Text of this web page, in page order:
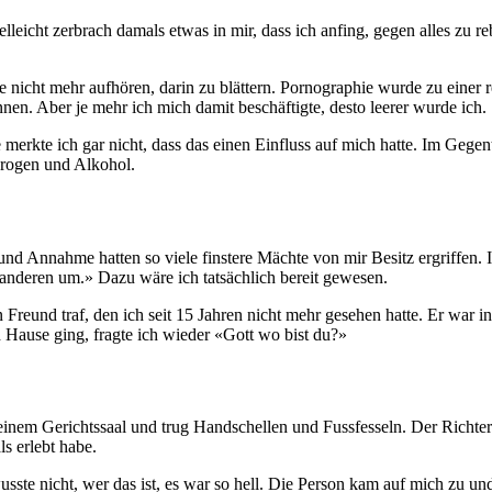
zerbrach damals etwas in mir, dass ich anfing, gegen alles zu
mehr aufhören, darin zu blättern. Pornographie wurde zu
Aber je mehr ich mich damit beschäftigte, desto leerer wurde ich.
ich gar nicht, dass das einen Einfluss auf mich hatte. Im
und Alkohol.
Annahme hatten so viele finstere Mächte von mir Besitz
um.» Dazu wäre ich tatsächlich bereit gewesen.
traf, den ich seit 15 Jahren nicht mehr gesehen hatte. Er war
ging, fragte ich wieder «Gott wo bist du?»
Gerichtssaal und trug Handschellen und Fussfesseln. Der
erlebt habe.
nicht, wer das ist, es war so hell. Die Person kam auf mich zu